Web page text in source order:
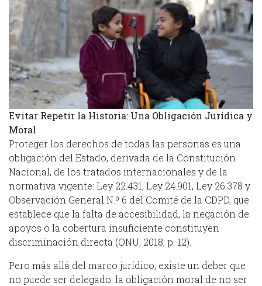
Evitar Repetir la Historia: Una Obligación Jurídica y
Moral
Proteger los derechos de todas las personas es una
obligación del Estado, derivada de la Constitución
Nacional, de los tratados internacionales y de la
normativa vigente: Ley 22.431, Ley 24.901, Ley 26.378 y
Observación General N.º 6 del Comité de la CDPD, que
establece que la falta de accesibilidad, la negación de
apoyos o la cobertura insuficiente constituyen
discriminación directa (ONU, 2018, p. 12).
Pero más allá del marco jurídico, existe un deber que
no puede ser delegado: la obligación moral de no ser